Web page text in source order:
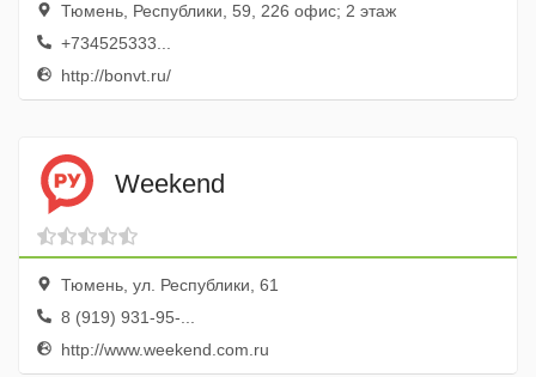
Тюмень, Республики, 59, 226 офис; 2 этаж
+734525333...
http://bonvt.ru/
Weekend
Тюмень, ул. Республики, 61
8 (919) 931-95-...
http://www.weekend.com.ru